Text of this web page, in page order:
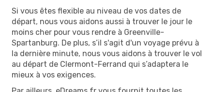
Si vous êtes flexible au niveau de vos dates de
départ, nous vous aidons aussi à trouver le jour le
moins cher pour vous rendre à Greenville-
Spartanburg. De plus, s’il s'agit d'un voyage prévu à
la dernière minute, nous vous aidons à trouver le vol
au départ de Clermont-Ferrand qui s’adaptera le
mieux à vos exigences.